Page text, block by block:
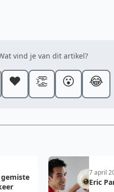
vind je van dit artikel?
❤️ 👏 😮 😂
gemiste
7 april
Eric